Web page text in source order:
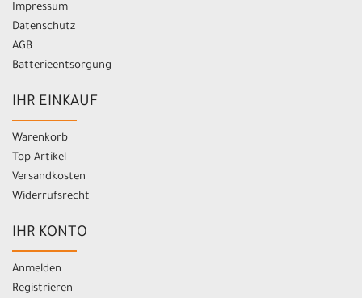
Impressum
Datenschutz
AGB
Batterieentsorgung
IHR EINKAUF
Warenkorb
Top Artikel
Versandkosten
Widerrufsrecht
IHR KONTO
Anmelden
Registrieren